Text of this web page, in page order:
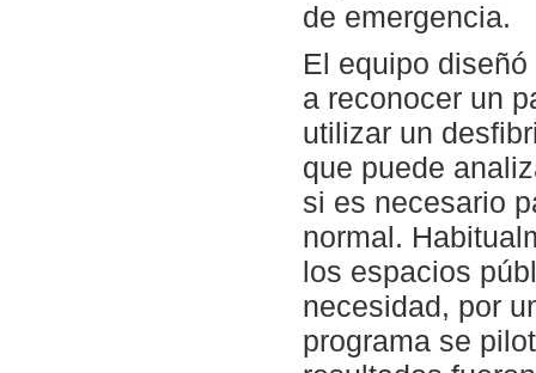
de emergencia.
El equipo
a reconocer un
utilizar un
que puede
si es necesario
normal.
los espacios
necesidad, por
programa se